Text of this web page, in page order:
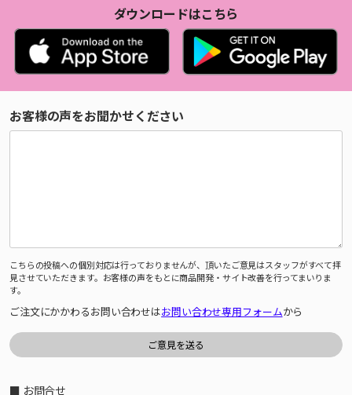
ダウンロードはこちら
お客様の声をお聞かせください
こちらの投稿への個別対応は行っておりませんが、頂いたご意見はスタッフがすべて拝
見させていただきます。お客様の声をもとに商品開発・サイト改善を行ってまいりま
す。
ご注文にかかわるお問い合わせはお問い合わせ専用フォームから
■ お問合せ